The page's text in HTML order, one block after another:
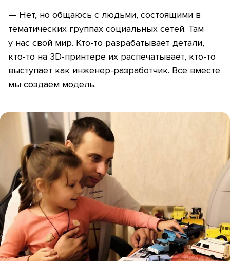
— Нет, но общаюсь с людьми, состоящими в
тематических группах социальных сетей. Там
у нас свой мир. Кто-то разрабатывает детали,
кто-то на 3D-принтере их распечатывает, кто-то
выступает как инженер-разработчик. Все вместе
мы создаем модель.